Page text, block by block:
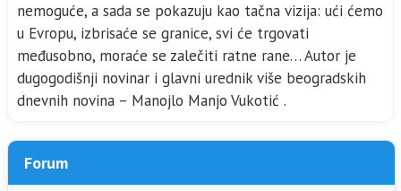
nemoguće, a sada se pokazuju kao tačna vizija: ući ćemo
u Evropu, izbrisaće se granice, svi će trgovati
međusobno, moraće se zalečiti ratne rane… Autor je
dugogodišnji novinar i glavni urednik više beogradskih
dnevnih novina – Manojlo Manjo Vukotić .
Forum